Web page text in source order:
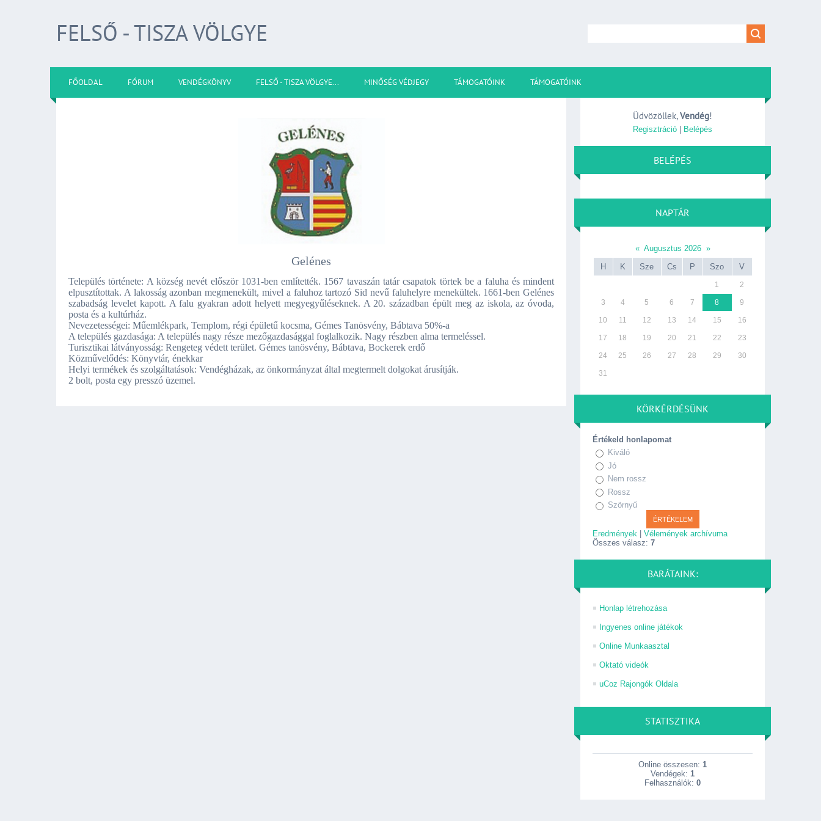
FELSŐ - TISZA VÖLGYE
FŐOLDAL FÓRUM VENDÉGKÖNYV FELSŐ - TISZA VÖLGYE... MINŐSÉG VÉDJEGY TÁMOGATÓINK TÁMOGATÓINK
Gelénes
Település története: A község nevét először 1031-ben említették. 1567 tavaszán tatár csapatok törtek be a faluha és mindent
elpusztítottak. A lakosság azonban megmenekült, mivel a faluhoz tartozó Sid nevű faluhelyre menekültek. 1661-ben Gelénes
szabadság levelet kapott. A falu gyakran adott helyett megyegyűléseknek. A 20. században épült meg az iskola, az óvoda,
posta és a kultúrház.
Nevezetességei: Műemlékpark, Templom, régi épületű kocsma, Gémes Tanösvény, Bábtava 50%-a
A település gazdasága: A település nagy része mezőgazdasággal foglalkozik. Nagy részben alma termeléssel.
Turisztikai látványosság: Rengeteg védett terület. Gémes tanösvény, Bábtava, Bockerek erdő
Közművelődés: Könyvtár, énekkar
Helyi termékek és szolgáltatások: Vendégházak, az önkormányzat által megtermelt dolgokat árusítják.
2 bolt, posta egy presszó üzemel.
Üdvözöllek,Vendég!
Regisztráció Belépés
BELÉPÉS
NAPTÁR
« Augusztus 2026 »
H
K Sze Cs P Szo V
1 2
3 4 5 6 7 8 9
10 11 12 13 14 15 16
17 18 19 20 21 22 23
24 25 26 27 28 29 30
31
KÖRKÉRDÉSÜNK
Értékeld honlapomat
Kiváló
Jó
Nem rossz
Rossz
Szörnyű
Eredmények |Vélemények archívuma
Összes válasz:7
BARÁTAINK:
Honlap létrehozása
Ingyenes online játékok
Online Munkaasztal
Oktató videók
uCoz Rajongók Oldala
STATISZTIKA
Online összesen: 1
Vendégek: 1
Felhasználók:0